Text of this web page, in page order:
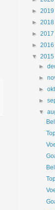
► 2019
► 2018
► 2017
► 2016
▼ 2015
►
►
►
►
▼